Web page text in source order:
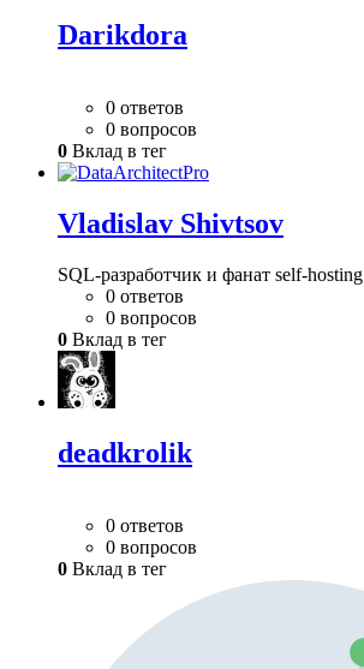
Darikdora
0 ответов
0 вопросов
0 Вклад в тег
Vladislav Shivtsov
SQL-разработчик и фанат self-hosting
0 ответов
0 вопросов
0 Вклад в тег
deadkrolik
0 ответов
0 вопросов
0 Вклад в тег